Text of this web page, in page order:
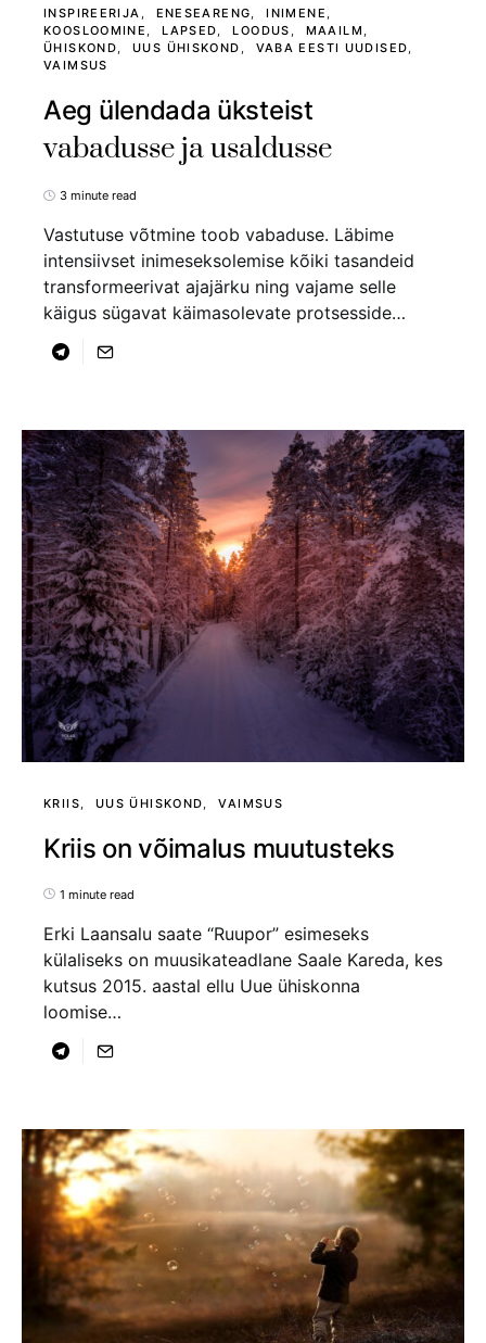
INSPIREERIJA ENESEARENG
INIMENE
KOOSLOOMINE
LAPSED LOODUS
MAAILM
ÜHISKOND
UUS ÜHISKOND
VABA EESTI UUDISED
VAIMSUS
Aeg ülendada üksteist
vabadusse ja usaldusse
3 minute read
Vastutuse võtmine toob vabaduse. Läbime
intensiivset inimeseksolemise kõiki tasandeid
transformeerivat ajajärku ning vajame selle
käigus sügavat käimasolevate protsesside…
KRIIS UUS ÜHISKOND VAIMSUS
Kriis on võimalus muutusteks
1 minute read
Erki Laansalu saate “Ruupor” esimeseks
külaliseks on muusikateadlane Saale Kareda, kes
kutsus 2015. aastal ellu Uue ühiskonna
loomise…